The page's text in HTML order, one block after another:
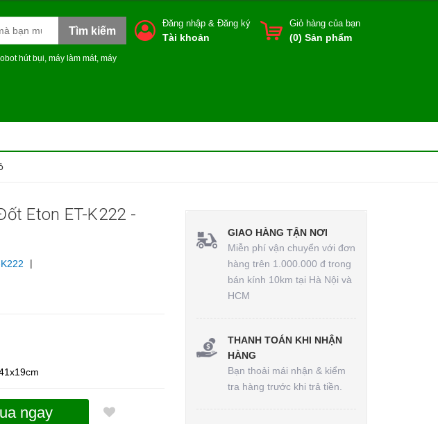
Tìm kiếm
hút bụi, máy làm mát, máy
Giỏ hàng của bạn
(0) Sản phẩm
Đăng nhập & Đăng ký
Tài khoản
Eton ET-K222 -
|
ngay
GIAO HÀNG TẬN NƠI
Miễn phí vận chuyển với đơn
hàng trên 1.000.000 đ trong
bán kính 10km tại Hà Nội và
HCM
THANH TOÁN KHI NHẬN
HÀNG
Bạn thoải mái nhận & kiểm
tra hàng trước khi trả tiền.